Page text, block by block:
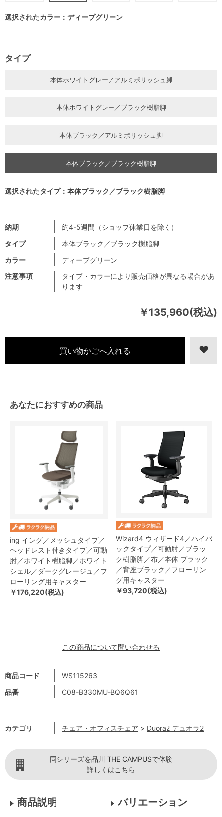
￥135,960(税込)
商品コード
WS115263
品番
C08-B330MU-BQ6Q61
カテゴリ チェア・オフィスチェア > Duora2 デュオラ2
注意事項
タイプ・カラーにより販売価格が異なる場合があ
ります
納期
約4-5週間（ショップ休業日を除く）
タイプ
本体ブラック／ブラック樹脂脚
カラー
ディープグリーン
選択されたカラー：ディープグリーン
タイプ
本体ホワイトグレー／アルミポリッシュ脚
本体ホワイトグレー／ブラック樹脂脚
本体ブラック／アルミポリッシュ脚
本体ブラック／ブラック樹脂脚
選択されたタイプ：本体ブラック／ブラック樹脂脚
あなたにおすすめの商品
ing イング／メッシュタイプ／
ヘッドレスト付きタイプ／可動
肘／ホワイト樹脂脚／ホワイト
シェル／ダークグレージュ／フ
ローリング用キャスター
￥176,220(税込)
Wizard4 ウィザード4／ハイバ
ックタイプ／可動肘／ブラッ
ク樹脂脚／布／本体 ブラック
／背座ブラック／フローリン
グ用キャスター
￥93,720(税込)
この商品について問い合わせる
同シリーズを品川 THE CAMPUSで体験
詳しくはこちら
商品説明 バリエーション